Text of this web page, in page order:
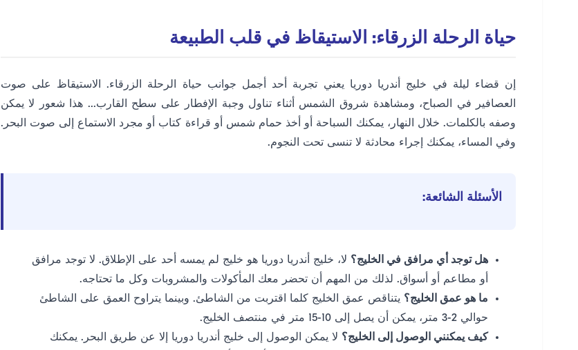
حياة الرحلة الزرقاء: الاستيقاظ في قلب الطبيعة
إن قضاء ليلة في خليج أندريا دوريا يعني تجربة أحد أجمل جوانب حياة الرحلة الزرقاء. الاستيقاظ على صوت
العصافير في الصباح، ومشاهدة شروق الشمس أثناء تناول وجبة الإفطار على سطح القارب... هذا شعور لا يمكن
وصفه بالكلمات. خلال النهار، يمكنك السباحة أو أخذ حمام شمس أو قراءة كتاب أو مجرد الاستماع إلى صوت البحر.
وفي المساء، يمكنك إجراء محادثة لا تنسى تحت النجوم.
الأسئلة الشائعة:
هل توجد أي مرافق في الخليج؟ لا، خليج أندريا دوريا هو خليج لم يمسه أحد على الإطلاق. لا توجد مرافق
أو مطاعم أو أسواق. لذلك من المهم أن تحضر معك المأكولات والمشروبات وكل ما تحتاجه.
ما هو عمق الخليج؟ يتناقص عمق الخليج كلما اقتربت من الشاطئ. وبينما يتراوح العمق على الشاطئ
حوالي 2-3 متر، يمكن أن يصل إلى 10-15 متر في منتصف الخليج.
كيف يمكنني الوصول إلى الخليج؟ لا يمكن الوصول إلى خليج أندريا دوريا إلا عن طريق البحر. يمكنك